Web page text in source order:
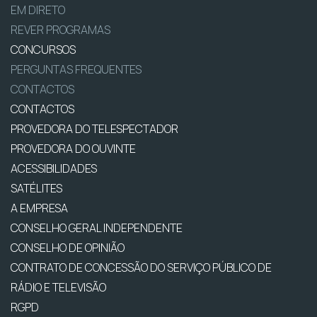
EM DIRETO
REVER PROGRAMAS
CONCURSOS
PERGUNTAS FREQUENTES
CONTACTOS
CONTACTOS
PROVEDORA DO TELESPECTADOR
PROVEDORA DO OUVINTE
ACESSIBILIDADES
SATÉLITES
A EMPRESA
CONSELHO GERAL INDEPENDENTE
CONSELHO DE OPINIÃO
CONTRATO DE CONCESSÃO DO SERVIÇO PÚBLICO DE
RÁDIO E TELEVISÃO
RGPD